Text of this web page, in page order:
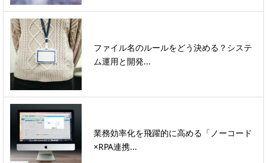
ファイル名のルールをどう決める？システ
ム運用と開発...
業務効率化を飛躍的に高める「ノーコード
×RPA連携...